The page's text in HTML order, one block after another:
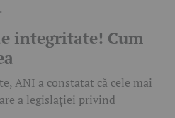
.
integritate! Cum
ANI a constatat că cele mai
a legislației privind